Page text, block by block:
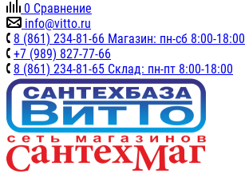
0 Сравнение
info@vitto.ru
8 (861) 234-81-66 Магазин: пн-сб 8:00-18:00
+7 (989) 827-77-66
8 (861) 234-81-65 Склад: пн-пт 8:00-18:00